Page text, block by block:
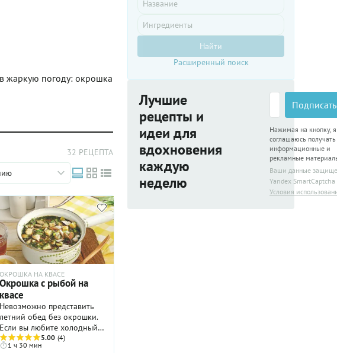
жаркую погоду: окрошка
32 РЕЦЕПТА
ОКРОШКА НА КВАСЕ
Окрошка с рыбой на
квасе
Невозможно представить
летний обед без окрошки.
Если вы любите холодный
суп, как и мы, обязательно
возьмите на заметку этот
5.00 (4)
1 ч 30 мин
Найти
Расширенный поиск
Лучшие
рецепты и
идеи для
вдохновения
каждую
неделю
Нажимая на кнопку, я
соглашаюсь получать
информационные и
рекламные
Ваши данные
Yandex SmartCaptcha
Условия